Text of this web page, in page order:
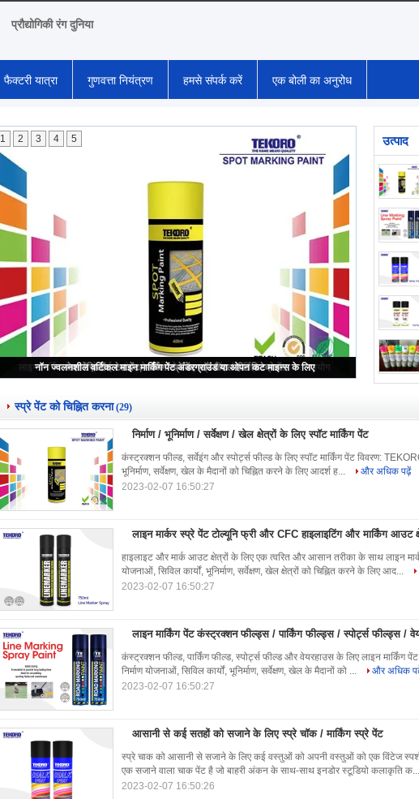
प्रौद्योगिकी रंग दुनिया
फैक्टरी यात्रा गुणवत्ता नियंत्रण हमसे संपर्क करें एक बोली का अनुरोध
निर्माण / भूनिर्माण / सर्वेक्षण / खेल क्षेत्रों के लिए स्पॉट मार्किंग पेंट
लाइन मार्किंग पेंट कंस्ट्रक्शन फील्ड्स / पार्किंग फील्ड्स / स्पोर्ट्स फील्ड्स / वेयरहाउस उपयोग
आसानी से कई सतहों को सजाने के लिए स्प्रे चॉक / मार्किंग स्प्रे पेंट
वेदर रेज़िस्टेंट टेल पेंट, मार्किंग स्प्रे पेंट फॉर कैटल हीट डिटेक्शन
नॉन ज्वलनशील वर्टिकल माइन मार्किंग पेंट अंडरग्राउंड या ओपन कट माइन्स के लिए
1 2 3 4 5 उत्पाद
स्प्रे पेंट को चिह्नित करना (29)
निर्माण / भूनिर्माण / सर्वेक्षण / खेल क्षेत्रों के लिए स्पॉट मार्किंग पेंट
कंस्ट्रक्शन फील्ड, सर्वेइंग और स्पोर्ट्स फील्ड के लिए स्पॉट मार्किंग पेंट विवरण:
भूनिर्माण, सर्वेक्षण, खेल के मैदानों को चिह्नित करने के लिए आदर्श ह...
और अधिक पढ़ें
2023-02-07 16:50:27
लाइन मार्कर स्प्रे पेंट टोल्यूनि फ्री और CFC हाइलाइटिंग और मार्किंग आउट
हाइलाइट और मार्क आउट क्षेत्रों के लिए एक त्वरित और आसान तरीका के साथ लाइन
योजनाओं, सिविल कार्यों, भूनिर्माण, सर्वेक्षण, खेल क्षेत्रों को चिह्नित करने के लिए आद...
2023-02-07 16:50:27
लाइन मार्किंग पेंट कंस्ट्रक्शन फील्ड्स / पार्किंग फील्ड्स / स्पोर्ट्स फील्ड्स /
कंस्ट्रक्शन फील्ड, पार्किंग फील्ड, स्पोर्ट्स फील्ड और वेयरहाउस के लिए लाइन मार्किंग
निर्माण योजनाओं, सिविल कार्यों, भूनिर्माण, सर्वेक्षण, खेल के मैदानों को ...
और अधिक
2023-02-07 16:50:27
आसानी से कई सतहों को सजाने के लिए स्प्रे चॉक / मार्किंग स्प्रे पेंट
स्प्रे चाक को आसानी से सजाने के लिए कई वस्तुओं को अपनी वस्तुओं को एक विंटेज
एक सजाने वाला चाक पेंट है जो बाहरी अंकन के साथ-साथ इनडोर स्टूडियो कलाकृति क...
2023-02-07 16:50:26